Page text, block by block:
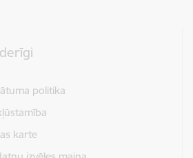
politika
karte